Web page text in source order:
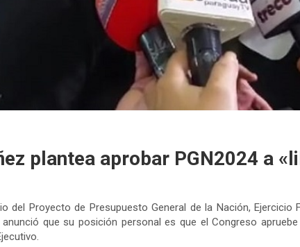
plantea aprobar PGN2024 a
del Proyecto de Presupuesto General de la Nación, Ejercicio
anunció que su posición personal es que el Congreso